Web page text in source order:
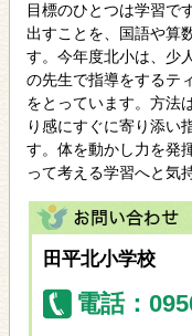
目標のひとつは学習で
出すことを、国語や算
す。今年度北小は、少
の先生で指導をするテ
をとっています。方法
り感にすぐに寄り添い
す。体を動かし力を発
って考える学習へと気
田平北小学校
電話：